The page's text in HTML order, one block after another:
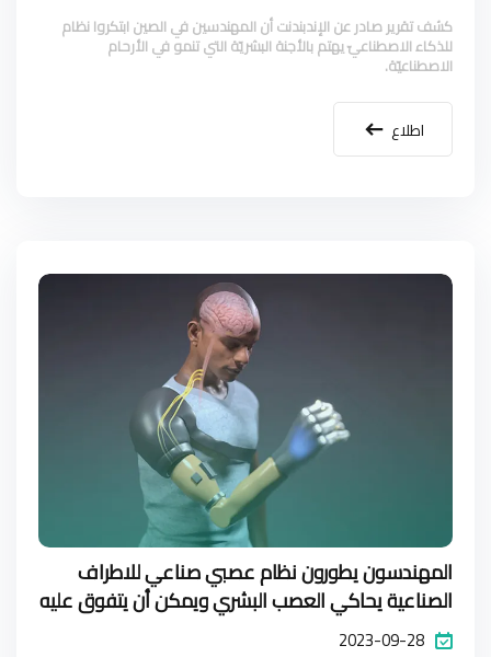
كشف تقرير صادر عن الإندبندنت أن المهندسين في الصين ابتكروا نظام
للذكاء الاصطناعيّ يهتم بالأجنة البشريّة التي تنمو في الأرحام
الاصطناعيّة.
اطلاع
المهندسون يطورون نظام عصبي صناعي للاطراف
الصناعية يحاكي العصب البشري ويمكن أن يتفوق عليه
2023-09-28